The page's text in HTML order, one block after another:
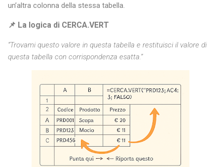
un’altra colonna della stessa tabella.
📌 La logica di CERCA.VERT
“Trovami questo valore in questa tabella e restituisci il valore di
questa tabella con corrispondenza esatta.”